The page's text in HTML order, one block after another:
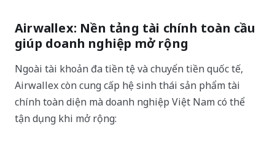
Airwallex: Nền tảng tài chính toàn cầu
giúp doanh nghiệp mở rộng
Ngoài tài khoản đa tiền tệ và chuyển tiền quốc tế,
Airwallex còn cung cấp hệ sinh thái sản phẩm tài
chính toàn diện mà doanh nghiệp Việt Nam có thể
tận dụng khi mở rộng: